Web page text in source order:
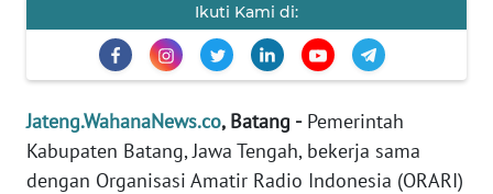
Ikuti Kami di:
Jateng.WahanaNews.co, Batang -Pemerintah
Kabupaten Batang, Jawa Tengah, bekerja sama
dengan Organisasi Amatir Radio Indonesia (ORARI)
IKLAN
TENTANG
KAMI